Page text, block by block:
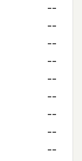
--
--
--
--
--
--
--
--
--